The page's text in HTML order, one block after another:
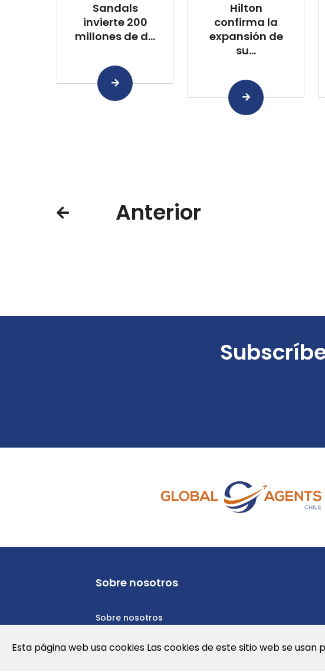
Sandals
invierte 200
millones de d...
Hilton
confirma la
expansión de
su...
Anterior
Sobre nosotros
Sobre nosotros
Política de privacidad
Esta página web usa cookies Las cookies de este sitio web se